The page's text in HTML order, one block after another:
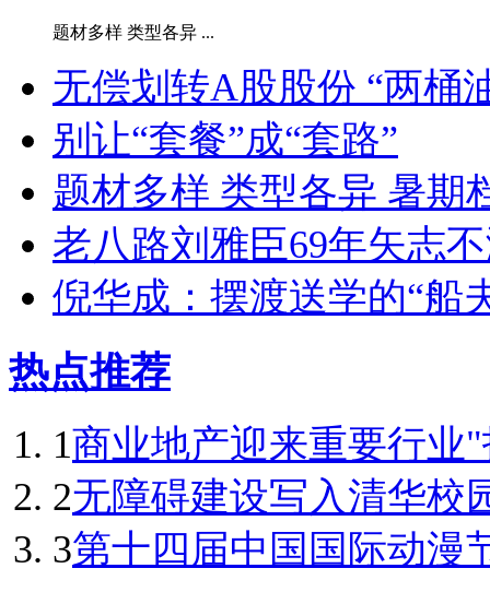
题材多样 类型各异 ...
无偿划转A股股份 “两桶
别让“套餐”成“套路”
题材多样 类型各异 暑期
老八路刘雅臣69年矢志
倪华成：摆渡送学的“船
热点推荐
1商业地产迎来重要行业
2无障碍建设写入清华校
3第十四届中国国际动漫